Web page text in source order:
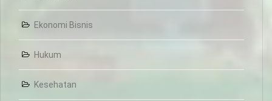
Ekonomi Bisnis
Hukum
Kesehatan